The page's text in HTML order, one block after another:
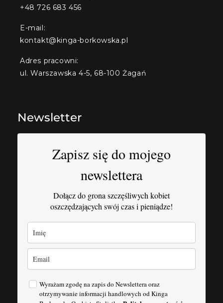
+48 726 683 456
E-mail:
kontakt@kinga-borkowska.pl
Adres pracowni:
ul. Warszawska 4-5, 68-100 Żagań
Newsletter
Zapisz się do mojego
newslettera
Dołącz do grona szczęśliwych kobiet
oszczędzających swój czas i pieniądze!
Wyrażam zgodę na zapis do Newslettera oraz
otrzymywanie informacji handlowych od Kinga